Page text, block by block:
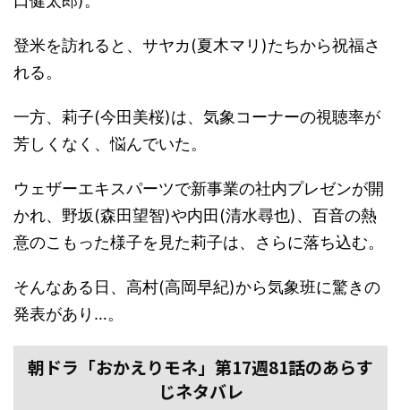
登米を訪れると、サヤカ(夏木マリ)たちから祝福さ
れる。
一方、莉子(今田美桜)は、気象コーナーの視聴率が
芳しくなく、悩んでいた。
ウェザーエキスパーツで新事業の社内プレゼンが開
かれ、野坂(森田望智)や内田(清水尋也)、百音の熱
意のこもった様子を見た莉子は、さらに落ち込む。
そんなある日、高村(高岡早紀)から気象班に驚きの
発表があり…。
朝ドラ「おかえりモネ」第17週81話のあらす
じネタバレ